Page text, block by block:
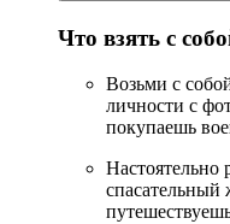
Что взять с
Возьми с
личности с
покупаешь
Настоятельно
спасательный